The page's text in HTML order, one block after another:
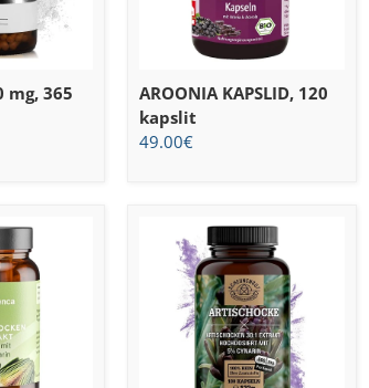
mg, 365
AROONIA KAPSLID, 120
kapslit
49.00€